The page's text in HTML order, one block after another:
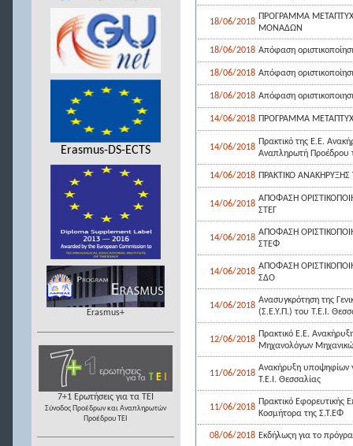
Erasmus-DS-ECTS
Erasmus+
7+1 Ερωτήσεις για τα ΤΕΙ
Σύνοδος Προέδρων και Αναπληρωτών
Προέδρου ΤΕΙ
18/06/2018
ΠΡΟΓΡΑΜΜΑ
ΜΟΝΑΔΩΝ
18/06/2018 Απόφαση
18/06/2018 Απόφαση
18/06/2018 Απόφαση
14/06/2018 ΠΡΟΓΡΑΜΜΑ
14/06/2018
Πρακτικό της Ε.Ε.
Αναπληρωτή Προέδρου
14/06/2018 ΠΡΑΚΤΙΚΟ
14/06/2018
ΑΠΟΦΑΣΗ
ΣΤΕΓ
14/06/2018
ΑΠΟΦΑΣΗ
ΣΤΕΦ
14/06/2018
ΑΠΟΦΑΣΗ
ΣΔΟ
14/06/2018
Ανασυγκρότηση της
(Σ.Ε.Υ.Π.) του Τ.Ε.Ι.
12/06/2018
Πρακτικό Ε.Ε.
Μηχανολόγων
11/06/2018
Ανακήρυξη υποψηφίων
Τ.Ε.Ι. Θεσσαλίας
11/06/2018
Πρακτικό Εφορευτικής
Κοσμήτορα της Σ.Τ.ΕΦ
08/06/2018 Εκδήλωςη για το